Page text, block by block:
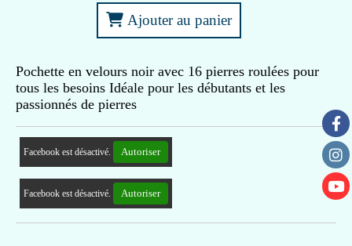
Ajouter au panier
Pochette en velours noir avec 16 pierres roulées pour
tous les besoins Idéale pour les débutants et les
passionnés de pierres
Facebook est désactivé. Autoriser
Facebook est désactivé. Autoriser